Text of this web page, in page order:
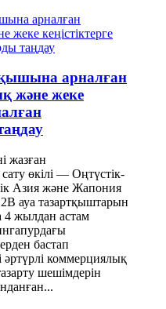
арналған
және жеке
жазған
өкілі — Оңтүстік-
Азия және Жапония
ауа тазартқыштарын
4 жылдан астам
бастап
әртүрлі коммерциялық
шешімдерін